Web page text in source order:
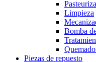
Limpieza
Bomba
Piezas de repuesto